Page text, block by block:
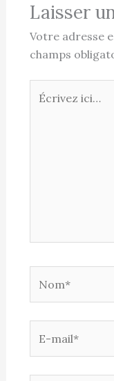
Laisser
Votre adresse
champs
Écrivez
ici…
mail*